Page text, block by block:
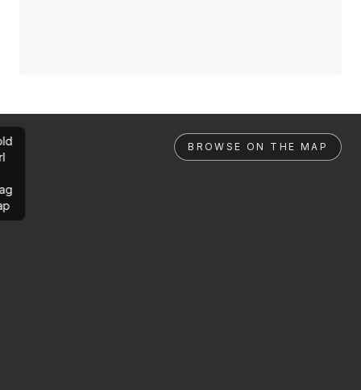
BROWSE ON THE MAP